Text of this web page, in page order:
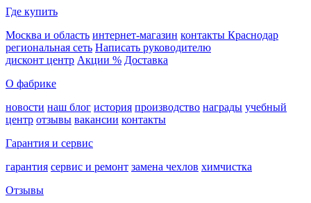
Где купить
Москва и область интернет-магазин контакты Краснодар
региональная сеть Написать руководителю
дисконт центр Акции % Доставка
О фабрике
новости наш блог история производство награды учебный
центр отзывы вакансии контакты
Гарантия и сервис
гарантия сервис и ремонт замена чехлов химчистка
Отзывы